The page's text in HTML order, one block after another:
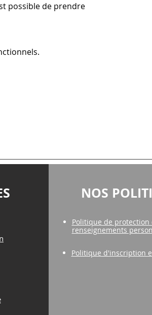
possible de prendre
NOS
Politique de protection
renseignements
Politique d'inscription